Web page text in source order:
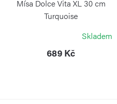
Mísa Dolce Vita XL 30 cm
Turquoise
Skladem
689 Kč